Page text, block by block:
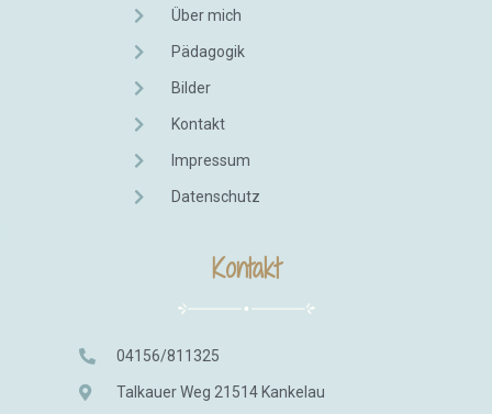
Über mich
Pädagogik
Bilder
Kontakt
Impressum
Datenschutz
Kontakt
04156/811325
Talkauer Weg 21514 Kankelau